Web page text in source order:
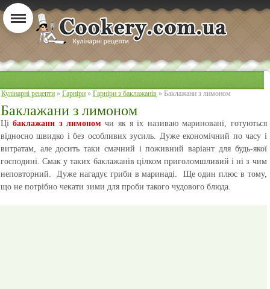
Кулінарні рецепти » Гарніри » Гарніри з баклажанів » Баклажани з лимоном
Баклажани з лимоном
Цібаклажани з лимономчи як я їх називаю мариновані, готуються
відносно швидко і без особливих зусиль. Дуже економічний по часу і
витратам, але досить таки смачний і поживний варіант для будь-якої
господині. Смак у таких баклажанів цілком приголомшливий і ні з чим
неповторний. Дуже нагадує гриби в маринаді. Ще один плюс в тому,
що не потрібно чекати зими для проби такого чудового блюда.